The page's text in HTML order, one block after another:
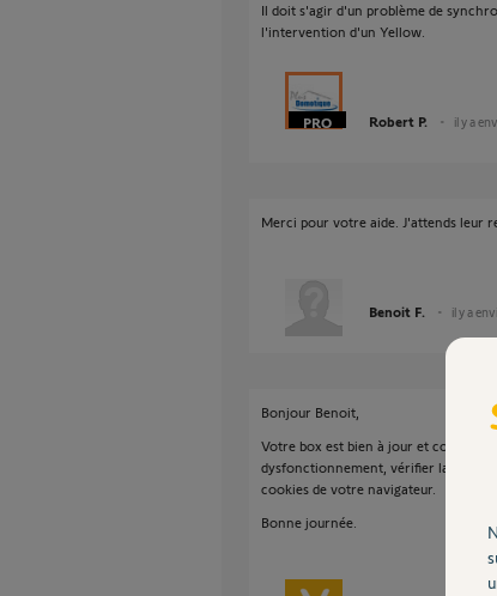
Il doit s'agir d'un problème de
l'intervention d'un Yellow.
Robert P. il y a
Merci pour votre aide. J'attends leur
Benoit F. il y a
Bonjour Benoit,
Votre box est bien à jour et
dysfonctionnement, vérifier la date
cookies de votre navigateur.
Bonne journée.